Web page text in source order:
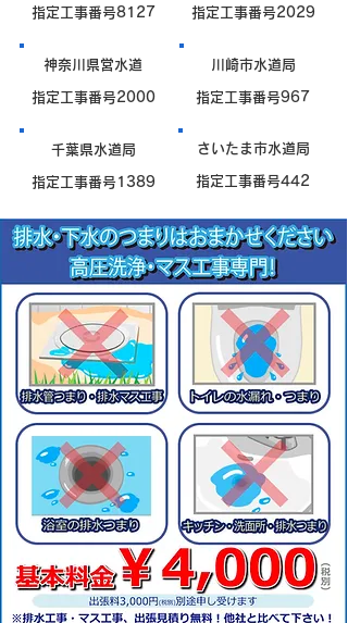
指定工事番号8127 指定工事番号2029
神奈川県営水道
指定工事番号2000
川崎市水道局
指定工事番号967
千葉県水道局
指定工事番号1389
さいたま市水道局
指定工事番号442